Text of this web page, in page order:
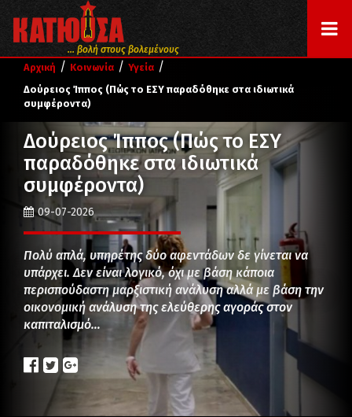
... βολή στους βολεμένους
Αρχική / Κοινωνία / Υγεία /
Δούρειος Ίππος (Πώς το ΕΣΥ παραδόθηκε στα ιδιωτικά
συμφέροντα)
Δούρειος Ίππος (Πώς το ΕΣΥ
παραδόθηκε στα ιδιωτικά
συμφέροντα)
09-07-2026
Πολύ απλά, υπηρέτης δύο αφεντάδων δε γίνεται να
υπάρχει. Δεν είναι λογικό, όχι με βάση κάποια
περισπούδαστη μαρξιστική ανάλυση αλλά με βάση την
οικονομική ανάλυση της ελεύθερης αγοράς στον
καπιταλισμό…